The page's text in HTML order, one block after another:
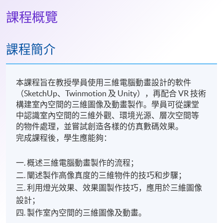
課程概覽
課程簡介
本課程旨在教授學員使用三維電腦動畫設計的軟件
（SketchUp、Twinmotion 及 Unity），再配合 VR 技術
構建室內空間的三維圖像及動畫製作。學員可從課堂
中認識室內空間的三維外觀、環境光源、層次空間等
的物件處理，並嘗試創造各樣的仿真數碼效果。
完成課程後，學生應能夠：
一. 概述三維電腦動畫製作的流程；
二. 闡述製作高像真度的三維物件的技巧和步驟；
三. 利用燈光效果、效果圖製作技巧，應用於三維圖像
設計；
四. 製作室內空間的三維圖像及動畫。